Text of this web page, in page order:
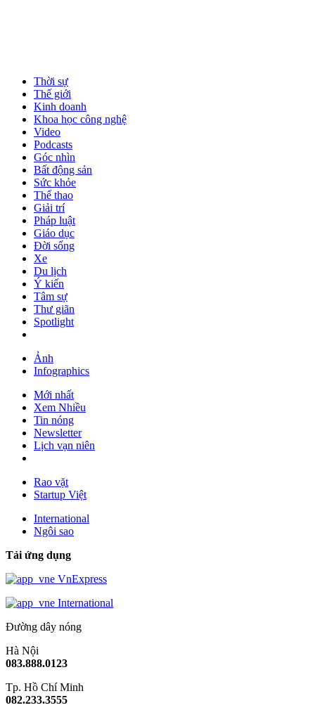
Thời sự
Thế giới
Kinh doanh
Khoa học công nghệ
Video
Podcasts
Góc nhìn
Bất động sản
Sức khỏe
Thể thao
Giải trí
Pháp luật
Giáo dục
Đời sống
Xe
Du lịch
Ý kiến
Tâm sự
Thư giãn
Spotlight
Ảnh
Infographics
Mới nhất
Xem Nhiều
Tin nóng
Newsletter
Lịch vạn niên
Rao vặt
Startup Việt
International
Ngôi sao
Tải ứng dụng
VnExpress
International
Đường dây nóng
Hà Nội
083.888.0123
Tp. Hồ Chí Minh
082.233.3555